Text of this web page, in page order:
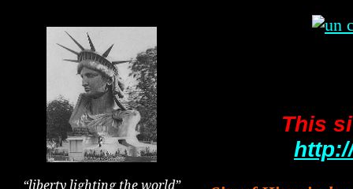
“liberty lighting the world”
This